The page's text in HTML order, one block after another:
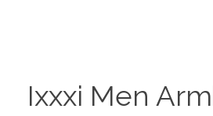
Ixxxi Men